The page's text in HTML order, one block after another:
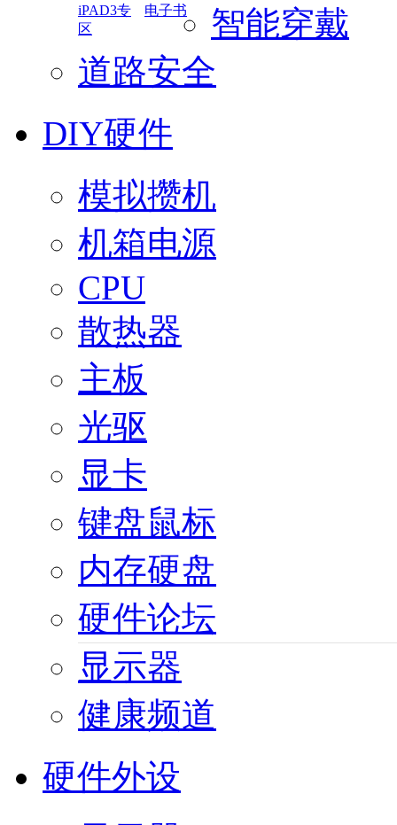
iPAD3专
区
电子书
智能穿戴
道路安全
DIY硬件
模拟攒机
机箱电源
CPU
散热器
主板
光驱
显卡
键盘鼠标
内存硬盘
硬件论坛
显示器
健康频道
硬件外设